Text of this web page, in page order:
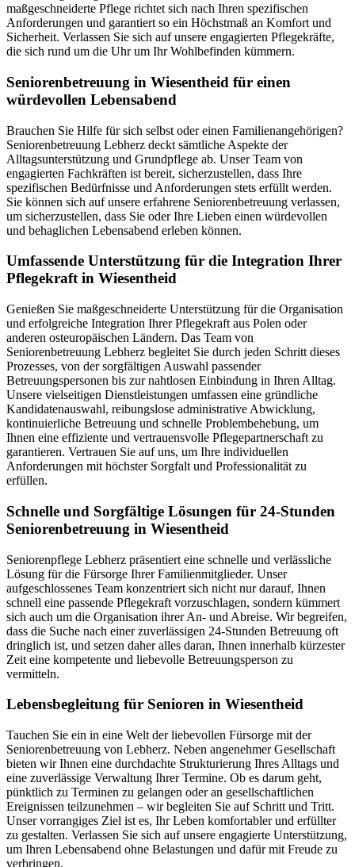
maßgeschneiderte Pflege richtet sich nach Ihren spezifischen
Anforderungen und garantiert so ein Höchstmaß an Komfort und
Sicherheit. Verlassen Sie sich auf unsere engagierten Pflegekräfte,
die sich rund um die Uhr um Ihr Wohlbefinden kümmern.
Senioren­betreuung in Wiesentheid für einen
würdevollen Lebensabend
Brauchen Sie Hilfe für sich selbst oder einen Familienangehörigen?
Seniorenbetreuung Lebherz deckt sämtliche Aspekte der
Alltagsunterstützung und Grundpflege ab. Unser Team von
engagierten Fachkräften ist bereit, sicherzustellen, dass Ihre
spezifischen Bedürfnisse und Anforderungen stets erfüllt werden.
Sie können sich auf unsere erfahrene Seniorenbetreuung verlassen,
um sicherzustellen, dass Sie oder Ihre Lieben einen würdevollen
und behaglichen Lebensabend erleben können.
Umfassende Unterstützung für die Integration Ihrer
Pflegekraft in Wiesentheid
Genießen Sie maßgeschneiderte Unterstützung für die Organisation
und erfolgreiche Integration Ihrer Pflegekraft aus Polen oder
anderen osteuropäischen Ländern. Das Team von
Seniorenbetreuung Lebherz begleitet Sie durch jeden Schritt dieses
Prozesses, von der sorgfältigen Auswahl passender
Betreuungspersonen bis zur nahtlosen Einbindung in Ihren Alltag.
Unsere vielseitigen Dienstleistungen umfassen eine gründliche
Kandidatenauswahl, reibungslose administrative Abwicklung,
kontinuierliche Betreuung und schnelle Problembehebung, um
Ihnen eine effiziente und vertrauensvolle Pflegepartnerschaft zu
garantieren. Vertrauen Sie auf uns, um Ihre individuellen
Anforderungen mit höchster Sorgfalt und Professionalität zu
erfüllen.
Schnelle und Sorgfältige Lösungen für 24-Stunden
Seniorenbetreuung in Wiesentheid
Seniorenpflege Lebherz präsentiert eine schnelle und verlässliche
Lösung für die Fürsorge Ihrer Familienmitglieder. Unser
aufgeschlossenes Team konzentriert sich nicht nur darauf, Ihnen
schnell eine passende Pflegekraft vorzuschlagen, sondern kümmert
sich auch um die Organisation ihrer An- und Abreise. Wir begreifen,
dass die Suche nach einer zuverlässigen 24-Stunden Betreuung oft
dringlich ist, und setzen daher alles daran, Ihnen innerhalb kürzester
Zeit eine kompetente und liebevolle Betreuungsperson zu
vermitteln.
Lebensbegleitung für Senioren in Wiesentheid
Tauchen Sie ein in eine Welt der liebevollen Fürsorge mit der
Seniorenbetreuung von Lebherz. Neben angenehmer Gesellschaft
bieten wir Ihnen eine durchdachte Strukturierung Ihres Alltags und
eine zuverlässige Verwaltung Ihrer Termine. Ob es darum geht,
pünktlich zu Terminen zu gelangen oder an gesellschaftlichen
Ereignissen teilzunehmen – wir begleiten Sie auf Schritt und Tritt.
Unser vorrangiges Ziel ist es, Ihr Leben komfortabler und erfüllter
zu gestalten. Verlassen Sie sich auf unsere engagierte Unterstützung,
um Ihren Lebensabend ohne Belastungen und dafür mit Freude zu
verbringen.